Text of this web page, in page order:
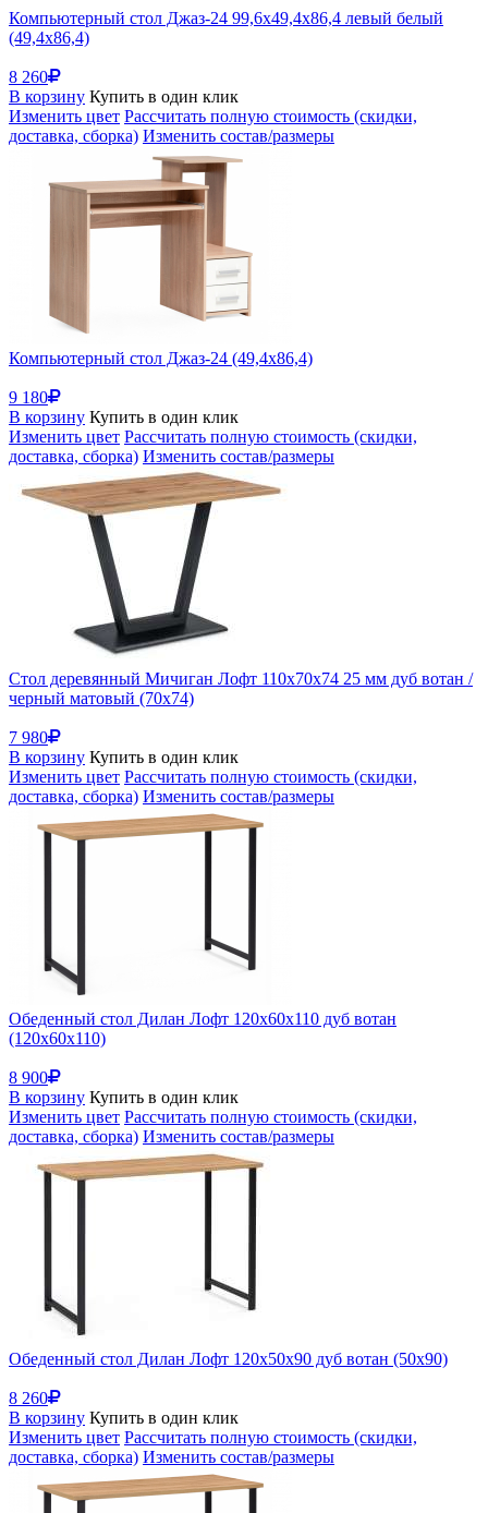
Компьютерный стол Джаз-24 99,6х49,4х86,4 левый белый
(49,4x86,4)
8 260
В корзину Купить в один клик
Изменить цвет Рассчитать полную стоимость (скидки,
доставка, сборка) Изменить состав/размеры
Компьютерный стол Джаз-24 (49,4x86,4)
9 180
В корзину Купить в один клик
Изменить цвет Рассчитать полную стоимость (скидки,
доставка, сборка) Изменить состав/размеры
Стол деревянный Мичиган Лофт 110х70х74 25 мм дуб вотан /
черный матовый (70x74)
7 980
В корзину Купить в один клик
Изменить цвет Рассчитать полную стоимость (скидки,
доставка, сборка) Изменить состав/размеры
Обеденный стол Дилан Лофт 120х60х110 дуб вотан
(120x60x110)
8 900
В корзину Купить в один клик
Изменить цвет Рассчитать полную стоимость (скидки,
доставка, сборка) Изменить состав/размеры
Обеденный стол Дилан Лофт 120х50х90 дуб вотан (50x90)
8 260
В корзину Купить в один клик
Изменить цвет Рассчитать полную стоимость (скидки,
доставка, сборка) Изменить состав/размеры